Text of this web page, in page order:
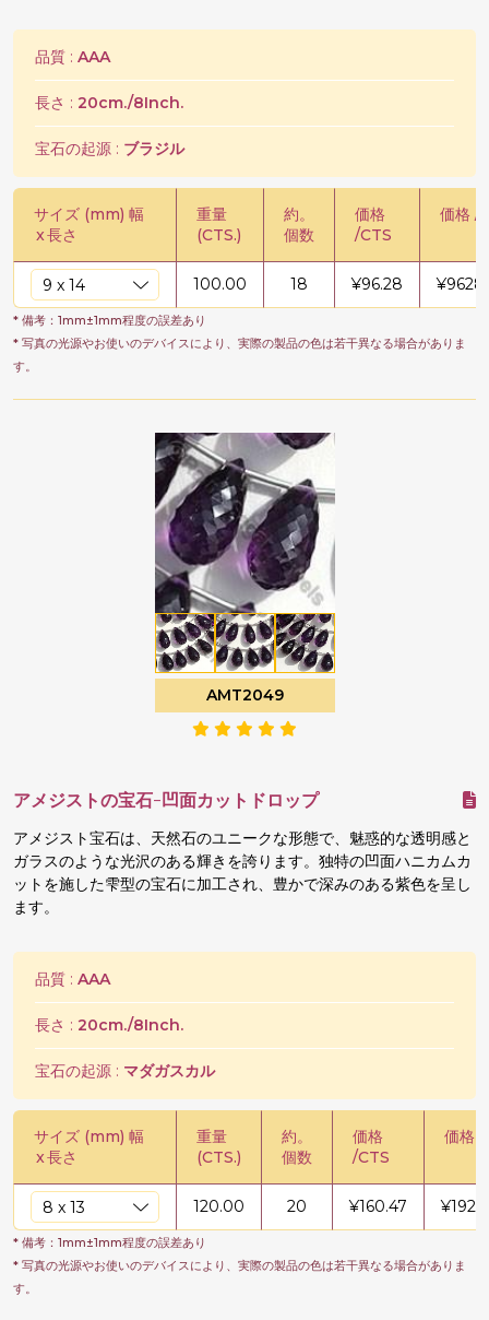
品質 : AAA
長さ : 20cm./8Inch.
宝石の起源 : ブラジル
サイズ (mm) 幅
x長さ
重量
(CTS.)
約。
個数
価格
/CTS
価格 /
100.00 18 ¥96.28 ¥
* 備考：1mm±1mm程度の誤差あり
* 写真の光源やお使いのデバイスにより、実際の製品の色は若干異なる場合がありま
す。
AMT2049
アメジストの宝石-凹面カットドロップ
アメジスト宝石は、天然石のユニークな形態で、魅惑的な透明感と
ガラスのような光沢のある輝きを誇ります。独特の凹面ハニカムカ
ットを施した雫型の宝石に加工され、豊かで深みのある紫色を呈し
ます。
品質 : AAA
長さ : 20cm./8Inch.
宝石の起源 : マダガスカル
サイズ (mm) 幅
x長さ
重量
(CTS.)
約。
個数
価格
/CTS
価格 /
120.00 20 ¥160.47 ¥
* 備考：1mm±1mm程度の誤差あり
* 写真の光源やお使いのデバイスにより、実際の製品の色は若干異なる場合がありま
す。